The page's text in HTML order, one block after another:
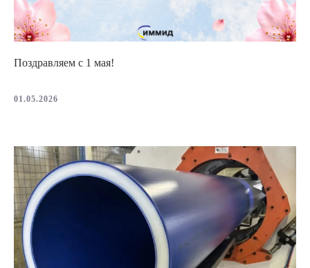
Поздравляем с 1 мая!
01.05.2026